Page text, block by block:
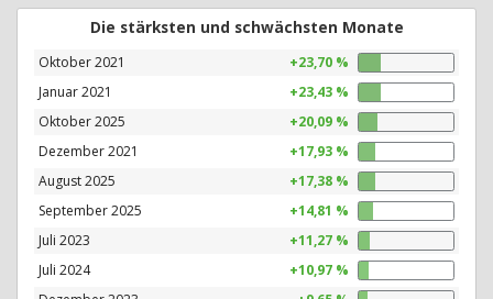
Die stärksten und schwächsten Monate
Oktober 2021
+23,70 %
Januar 2021
+23,43 %
Oktober 2025
+20,09 %
Dezember 2021
+17,93 %
August 2025
+17,38 %
September 2025
+14,81 %
Juli 2023
+11,27 %
Juli 2024
+10,97 %